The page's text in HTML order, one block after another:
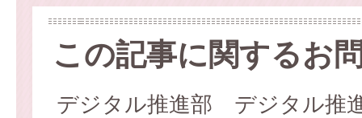
この記事に関するお
デジタル推進部 デジタル推